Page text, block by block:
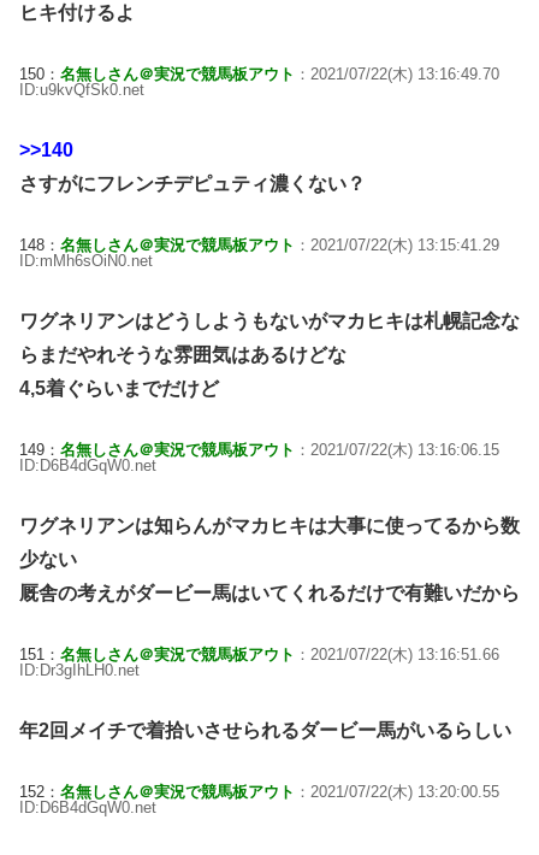
ヒキ付けるよ
150： 名無しさん＠実況で競馬板アウト ：2021/07/22(木) 13:16:49.70
ID:u9kvQfSk0.net
>>140
さすがにフレンチデピュティ濃くない？
148： 名無しさん＠実況で競馬板アウト ：2021/07/22(木) 13:15:41.29
ID:mMh6sOiN0.net
ワグネリアンはどうしようもないがマカヒキは札幌記念な
らまだやれそうな雰囲気はあるけどな
4,5着ぐらいまでだけど
149： 名無しさん＠実況で競馬板アウト ：2021/07/22(木) 13:16:06.15
ID:D6B4dGqW0.net
ワグネリアンは知らんがマカヒキは大事に使ってるから数
少ない
厩舎の考えがダービー馬はいてくれるだけで有難いだから
151： 名無しさん＠実況で競馬板アウト ：2021/07/22(木) 13:16:51.66
ID:Dr3gIhLH0.net
年2回メイチで着拾いさせられるダービー馬がいるらしい
152： 名無しさん＠実況で競馬板アウト ：2021/07/22(木) 13:20:00.55
ID:D6B4dGqW0.net